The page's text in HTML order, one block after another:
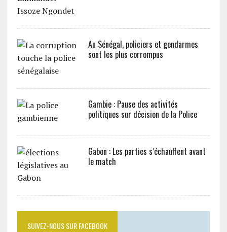
Au Sénégal, policiers et gendarmes
sont les plus corrompus
Gambie : Pause des activités
politiques sur décision de la Police
Gabon : Les parties s’échauffent avant
le match
SUIVEZ-NOUS SUR FACEBOOK